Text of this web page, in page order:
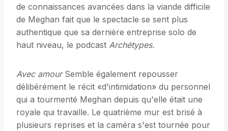
de connaissances avancées dans la viande difficile
de Meghan fait que le spectacle se sent plus
authentique que sa dernière entreprise solo de
haut niveau, le podcast Archétypes.
Avec amourSemble également repousser
délibérément le récit «d'intimidation» du personnel
qui a tourmenté Meghan depuis qu'elle était une
royale qui travaille. Le quatrième mur est brisé à
plusieurs reprises et la caméra s'est tournée pour